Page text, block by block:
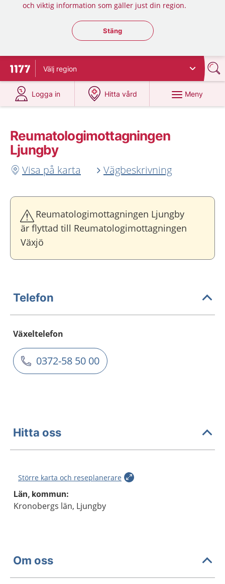
och viktig information som gäller just din region.
Stäng regionsväljaren
Stäng
Till startsidan för 1177
Välj region
Logga in
på 1177.se
Hitta vård
på 1177.se
Meny
Reumatologimottagningen
Ljungby
Visa på karta Vägbeskrivning
Reumatologimottagningen Ljungby
är flyttad till Reumatologimottagningen
Växjö
Telefon
Växeltelefon
0372-58 50 00
Hitta oss
Större karta och reseplanerare
Län, kommun:
Kronobergs län, Ljungby
Om oss